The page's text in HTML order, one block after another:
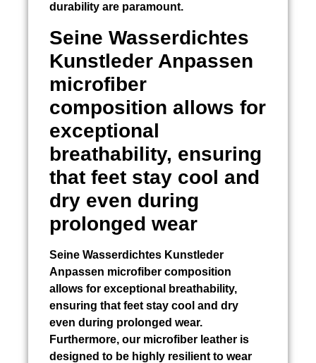
durability are paramount.
Seine Wasserdichtes
Kunstleder Anpassen
microfiber
composition allows for
exceptional
breathability, ensuring
that feet stay cool and
dry even during
prolonged wear
Seine Wasserdichtes Kunstleder
Anpassen microfiber composition
allows for exceptional breathability,
ensuring that feet stay cool and dry
even during prolonged wear.
Furthermore, our microfiber leather is
designed to be highly resilient to wear